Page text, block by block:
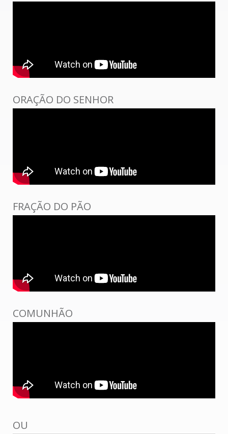
ORAÇÃO DO SENHOR
FRAÇÃO DO PÃO
COMUNHÃO
OU